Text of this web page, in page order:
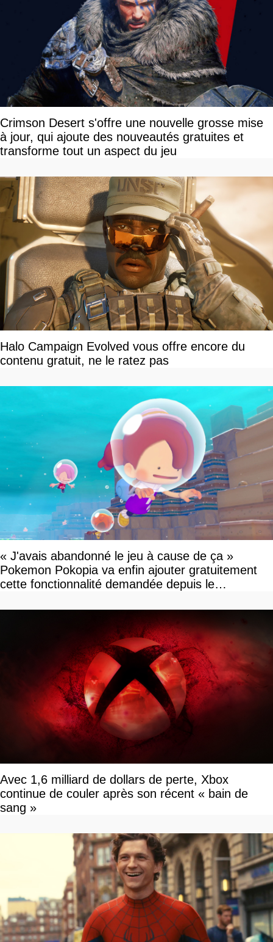
Crimson Desert s'offre une nouvelle grosse mise
à jour, qui ajoute des nouveautés gratuites et
transforme tout un aspect du jeu
Halo Campaign Evolved vous offre encore du
contenu gratuit, ne le ratez pas
« J'avais abandonné le jeu à cause de ça »
Pokemon Pokopia va enfin ajouter gratuitement
cette fonctionnalité demandée depuis le
Avec 1,6 milliard de dollars de perte, Xbox
continue de couler après son récent « bain de
sang »